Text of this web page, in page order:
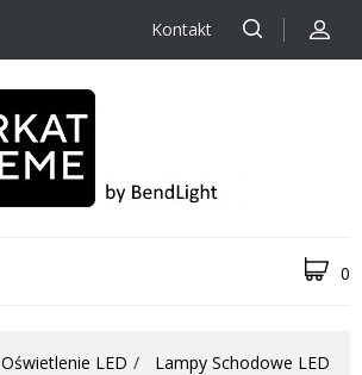
Kontakt
0
Oświetlenie LED
Lampy Schodowe LED